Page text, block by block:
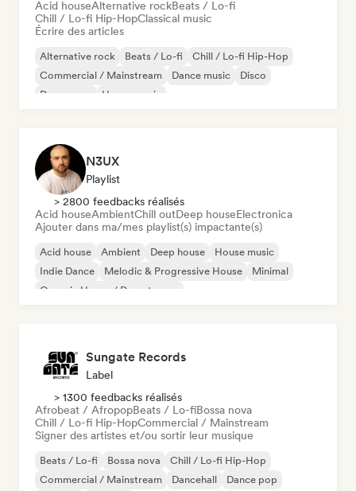
Acid houseAlternative rockBeats / Lo-fi
Chill / Lo-fi Hip-HopClassical music
Écrire des articles
Alternative rock Beats / Lo-fi
Chill / Lo-fi Hip-Hop
Commercial / Mainstream
Dance music
Disco
Dream pop
House music
N3UX
Playlist
> 2800 feedbacks réalisés
Acid houseAmbientChill outDeep houseElectronica
Ajouter dans ma/mes playlist(s) impactante(s)
Acid house Ambient Deep house
House music
Indie Dance
Melodic & Progressive House
Minimal
Organic House / Downtempo
Sungate Records
Label
> 1300 feedbacks réalisés
Afrobeat / AfropopBeats / Lo-fiBossa nova
Chill / Lo-fi Hip-HopCommercial / Mainstream
Signer des artistes et/ou sortir leur musique
Beats / Lo-fi Bossa nova
Chill / Lo-fi Hip-Hop
Commercial / Mainstream
Dancehall
Dance pop